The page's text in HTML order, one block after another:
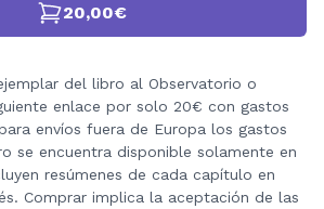
20,00€
del libro al Observatorio o
enlace por solo 20€ con gastos
envíos fuera de Europa los gastos
se encuentra disponible solamente en
resúmenes de cada capítulo en
Comprar implica la aceptación de las